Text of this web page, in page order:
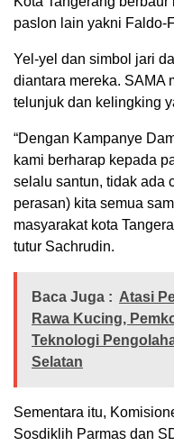
paslon lain yakni Faldo-
Yel-yel dan simbol jari
diantara mereka. SAMA
telunjuk dan kelingking
“Dengan Kampanye
kami berharap kepada
selalu santun, tidak ada
perasan) kita semua
masyarakat kota
tutur Sachrudin.
Baca Juga : Atasi
Rawa Kucing,
Teknologi
Selatan
Sementara itu,
Sosdiklih Parmas dan